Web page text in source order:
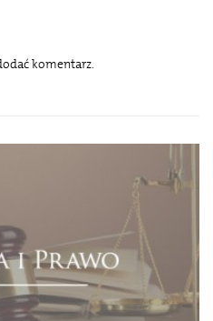
komentarz.